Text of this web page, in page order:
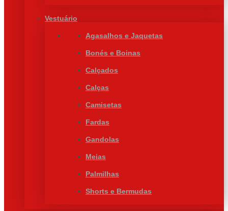
Vestuário
Agasalhos e Jaquetas
Bonés e Boinas
Calçados
Calças
Camisetas
Fardas
Gandolas
Meias
Palmilhas
Shorts e Bermudas